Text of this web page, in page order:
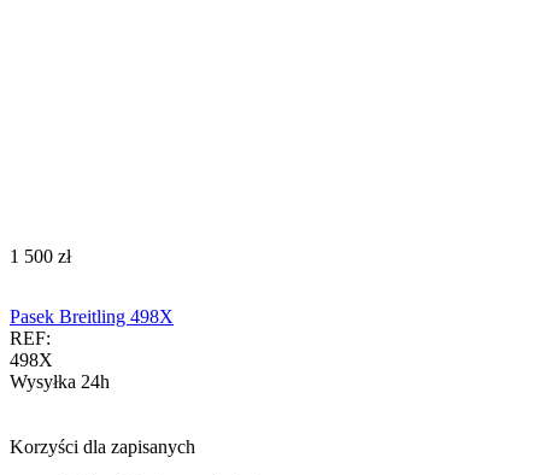
‍1 500‍ zł
Pasek Breitling 498X
REF:
498X
Wysyłka 24h
Korzyści dla zapisanych